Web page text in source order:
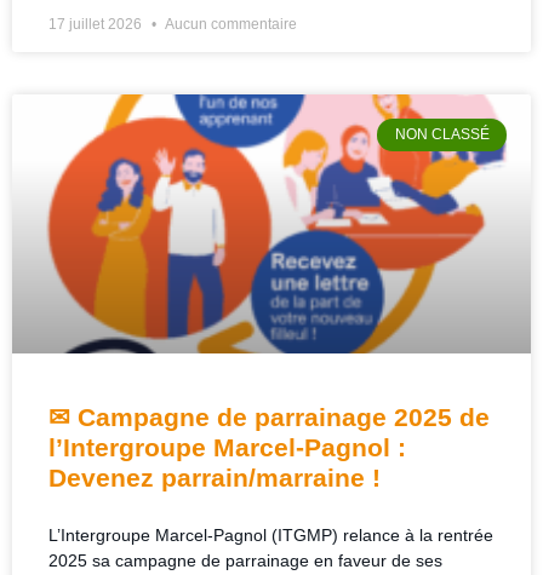
17 juillet 2026 Aucun commentaire
NON CLASSÉ
✉ Campagne de parrainage 2025 de
l’Intergroupe Marcel-Pagnol :
Devenez parrain/marraine !
L’Intergroupe Marcel-Pagnol (ITGMP) relance à la rentrée
2025 sa campagne de parrainage en faveur de ses